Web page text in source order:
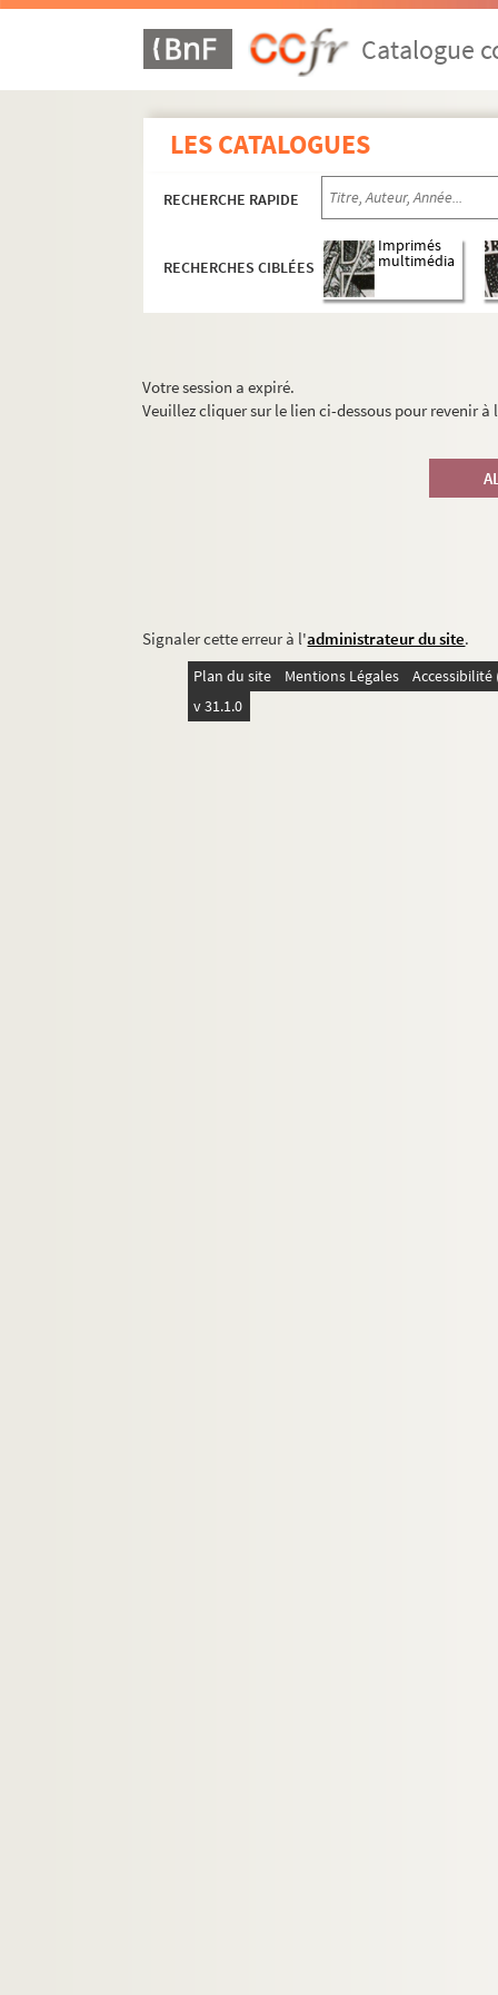
Catalogue
LES CATALOGUES
RECHERCHE RAPIDE
RECHERCHES CIBLÉES
Imprimés
multimédia
Votre session a expiré.
Veuillez cliquer sur le lien ci-dessous pour revenir
Signaler cette erreur à l'administrateur du site.
Plan du site Mentions Légales
v 31.1.0